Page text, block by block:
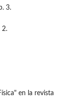
3.
2.
en la revista